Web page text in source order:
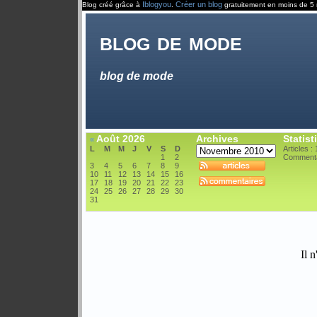
Blog créé grâce à Iblogyou Créer un blog gratuitement en moins de 5
blog de mode
blog de mode
« Août 2026
L M M J V S
D
1
2
3
4 5 6 7 8
9
10
11 12 13 14 15
16
17
18 19 20 21 22
23
24
25 26 27 28 29
30
31
Archives
Articles :
Il